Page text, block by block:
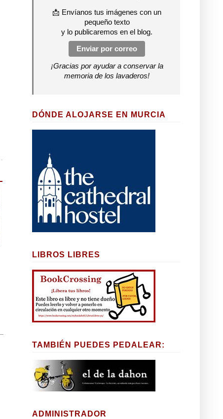
📩 Envíanos tus imágenes con un
pequeño texto
y lo publicaremos en el blog.
Enviar por correo
¡Gracias por ayudar a conservar la
memoria de los lavaderos!
DÓNDE ALOJARSE EN MURCIA
LIBROS LIBRES
TAMBIÉN PUEDES PEDALEAR:
ADMINISTRADOR